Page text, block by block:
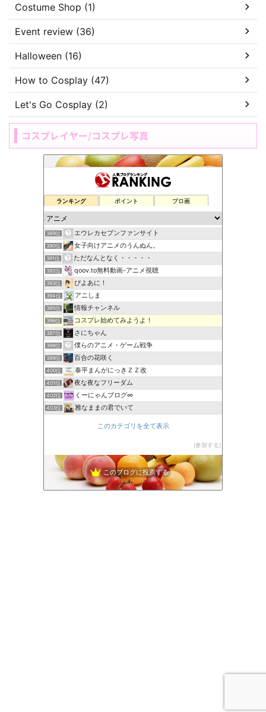
Costume Shop (1)
Event review (36)
Halloween (16)
How to Cosplay (47)
Let's Go Cosplay (2)
コスプレイヤー/コスプレ写真
ランキング ポイント ブロ画
389位 エウレカセブンファンサイト
390位 女子向けアニメのうんぬん。
391位 ただなんとなく・・・・・
392位 qoov.to無料動画-アニメ視聴
393位 ぴよあに！
394位 アニしま
395位 情報チャンネル
396位 コスプレ始めてみようよ！
397位 さにちゃん
398位 僕らのアニメ・ゲーム戦争
399位 百合の花咲く
400位 泰平まんがにっきＺＺ改
401位 夜な夜なフリーダム
402位 くーにゃんブログ∞
403位 雅なままの君でいて
このカテゴリを全て表示
参加する
このブログに投票する